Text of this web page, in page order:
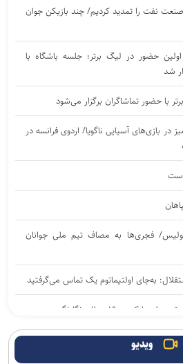
نفت را تمدید کردیم/ چند بازیکن جوان
حضور در لیگ برتر؛ جلسه باشگاه با
شد
با حضور تماشاگران برگزار می‌شود
بازی‌های آسیایی ناگویا/ اردوی فرانسه در
فجری‌ها به مصاف تیم ملی جوانان
به‌جای اولتیماتوم یک تماس می‌گرفتید
کسب ۱۹ مدال رنگارنگ
خواهرخواندگی کذب است/ تنها مجوز مدرسه
ویدیو